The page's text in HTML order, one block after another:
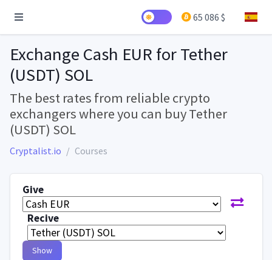
65 086 $
Exchange Cash EUR for Tether
(USDT) SOL
The best rates from reliable crypto
exchangers where you can buy Tether
(USDT) SOL
Cryptalist.io Courses
Give
Recive
Show